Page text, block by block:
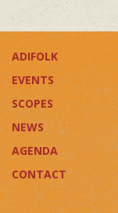
ADIFOLK
EVENTS
SCOPES
NEWS
AGENDA
CONTACT